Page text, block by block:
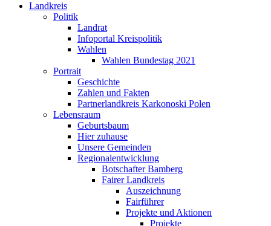
Landkreis
Politik
Landrat
Infoportal Kreispolitik
Wahlen
Wahlen Bundestag 2021
Portrait
Geschichte
Zahlen und Fakten
Partnerlandkreis Karkonoski Polen
Lebensraum
Geburtsbaum
Hier zuhause
Unsere Gemeinden
Regionalentwicklung
Botschafter Bamberg
Fairer Landkreis
Auszeichnung
Fairführer
Projekte und Aktionen
Projekte